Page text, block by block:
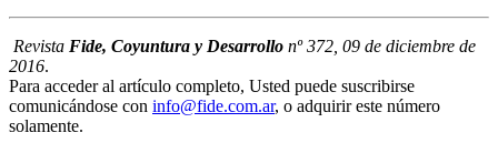
Revista Fide, Coyuntura y Desarrollo nº 372, 09 de diciembre de
2016.
Para acceder al artículo completo, Usted puede suscribirse
comunicándose con info@fide.com.ar, o adquirir este número
solamente.